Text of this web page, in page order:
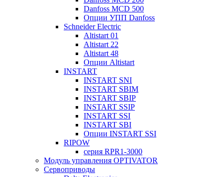
Danfoss MCD 500
Опции УПП Danfoss
Schneider Electric
Altistart 01
Altistart 22
Altistart 48
Опции Altistart
INSTART
INSTART SNI
INSTART SBIM
INSTART SBIP
INSTART SSIP
INSTART SSI
INSTART SBI
Опции INSTART SSI
RIPOW
серия RPR1-3000
Модуль управления OPTIVATOR
Сервоприводы